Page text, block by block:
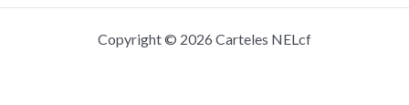
Copyright © 2026 Carteles NELcf